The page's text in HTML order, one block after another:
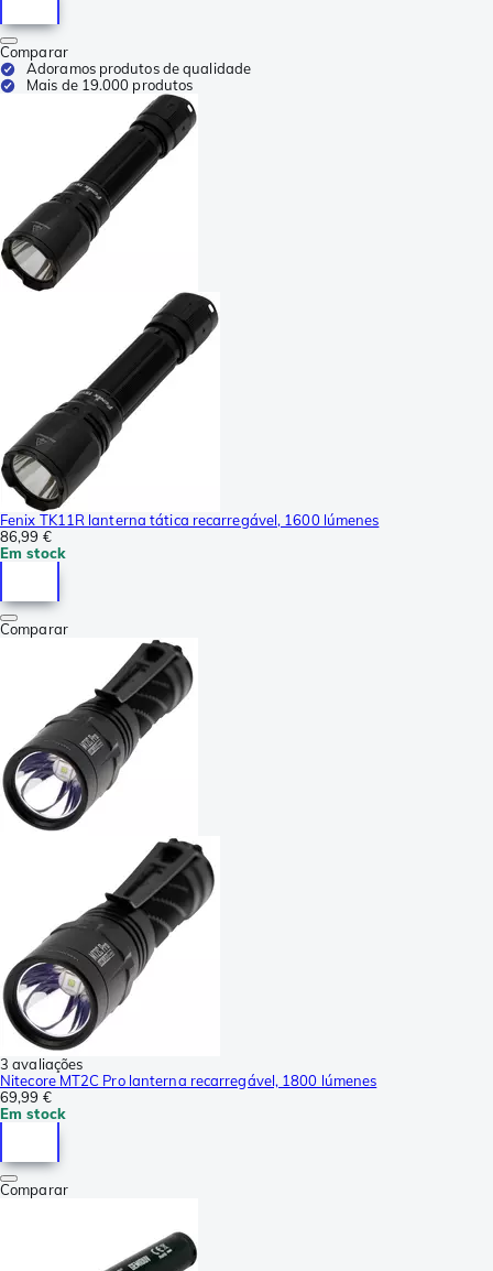
Comparar
Adoramos produtos de qualidade
Mais de 19.000 produtos
Fenix TK11R lanterna tática recarregável, 1600 lúmenes
86,99 €
Em stock
Comparar
3 avaliações
Nitecore MT2C Pro lanterna recarregável, 1800 lúmenes
69,99 €
Em stock
Comparar